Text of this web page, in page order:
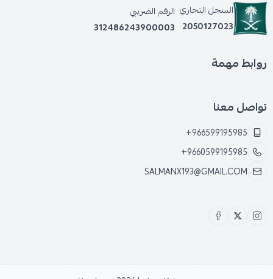
السجل التجاري
2050127023
الرقم الضريبي
312486243900003
روابط مهمة
تواصل معنا
+966599195985
+9660599195985
SALMANX193@GMAIL.COM